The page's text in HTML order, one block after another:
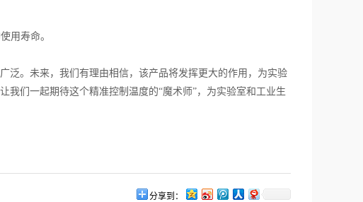
用寿命。
。未来，我们有理由相信，该产品将发挥更大的作用，为实验
们一起期待这个精准控制温度的“魔术师”，为实验室和工业生
分享到：